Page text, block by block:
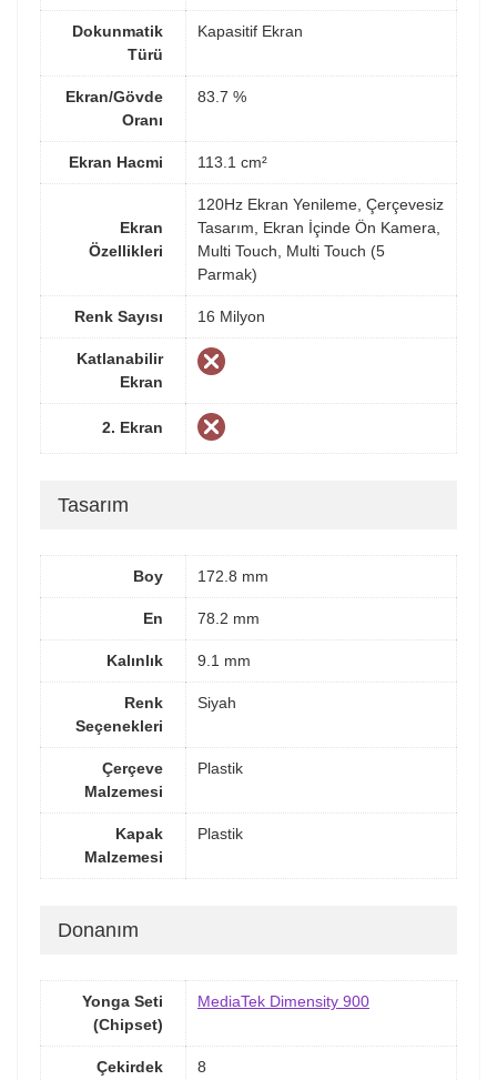
Dokunmatik
Türü
Kapasitif Ekran
Ekran/Gövde
Oranı
83.7 %
Ekran Hacmi 113.1 cm²
Ekran
Özellikleri
120Hz Ekran Yenileme, Çerçevesiz
Tasarım, Ekran İçinde Ön Kamera,
Multi Touch, Multi Touch (5
Parmak)
Renk Sayısı 16 Milyon
Katlanabilir
Ekran
2. Ekran
Tasarım
Boy 172.8 mm
En 78.2 mm
Kalınlık 9.1 mm
Renk
Seçenekleri
Siyah
Çerçeve
Malzemesi
Plastik
Kapak
Malzemesi
Plastik
Donanım
Yonga Seti
(Chipset)
MediaTek Dimensity 900
Çekirdek
8